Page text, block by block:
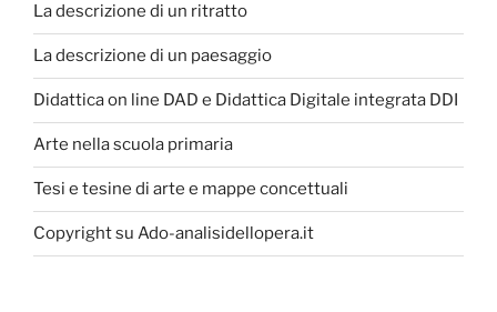
La descrizione di un ritratto
La descrizione di un paesaggio
Didattica on line DAD e Didattica Digitale integrata DDI
Arte nella scuola primaria
Tesi e tesine di arte e mappe concettuali
Copyright su Ado-analisidellopera.it